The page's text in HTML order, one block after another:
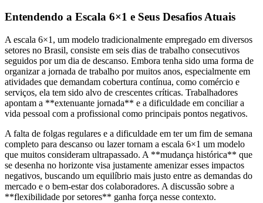
Entendendo a Escala 6×1 e Seus Desafios Atuais
A escala 6×1, um modelo tradicionalmente empregado em diversos
setores no Brasil, consiste em seis dias de trabalho consecutivos
seguidos por um dia de descanso. Embora tenha sido uma forma de
organizar a jornada de trabalho por muitos anos, especialmente em
atividades que demandam cobertura contínua, como comércio e
serviços, ela tem sido alvo de crescentes críticas. Trabalhadores
apontam a **extenuante jornada** e a dificuldade em conciliar a
vida pessoal com a profissional como principais pontos negativos.
A falta de folgas regulares e a dificuldade em ter um fim de semana
completo para descanso ou lazer tornam a escala 6×1 um modelo
que muitos consideram ultrapassado. A **mudança histórica** que
se desenha no horizonte visa justamente amenizar esses impactos
negativos, buscando um equilíbrio mais justo entre as demandas do
mercado e o bem-estar dos colaboradores. A discussão sobre a
**flexibilidade por setores** ganha força nesse contexto.